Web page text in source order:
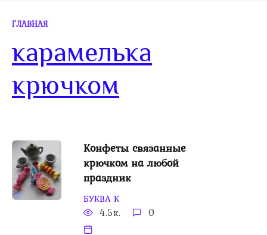
ГЛАВНАЯ
карамелька
крючком
Конфеты связанные
крючком на любой
праздник
БУКВА К
4.5к. 0